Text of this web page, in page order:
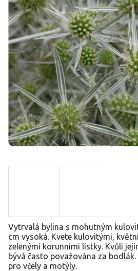
Vytrvalá bylina s mohutným
cm vysoká. Kvete kulovitými,
zelenými korunními lístky. Kvůli
bývá často považována za
pro včely a motýly.